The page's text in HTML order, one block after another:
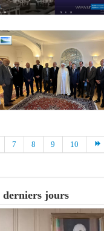
7 8 9 10
derniers jours